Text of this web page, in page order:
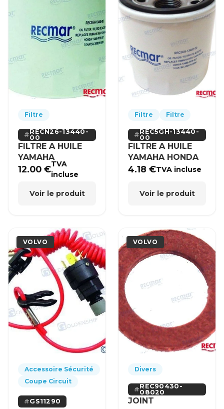
Filtre
RECN26-13440-
00
FILTRE A HUILE
YAMAHA
12.00€TVA
incluse
Voir le produit
Filtre Filtre
REC5GH-13440-
00
FILTRE A HUILE
YAMAHA HONDA
4.18€TVA incluse
Voir le produit
VOLVO
Accessoire Sécurité
Coupe Circuit
GS11290
VOLVO
Divers
REC90430-
08020
JOINT